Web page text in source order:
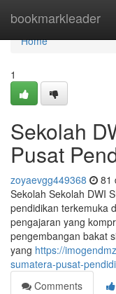
bookmarkleader
Home
Home
1
Sekolah
Pusat
zoyaevgg449368 81
Sekolah Sekolah DWI
pendidikan terkemuka
pengajaran yang
pengembangan bakat
yang https://
sumatera-pusat-
Comments